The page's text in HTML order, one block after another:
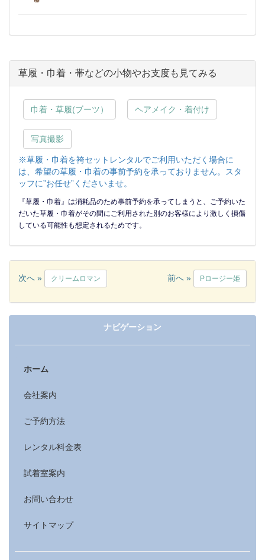
草履・巾着・帯などの小物やお支度も見てみる
巾着・草履(ブーツ） ヘアメイク・着付け
写真撮影
※草履・巾着を袴セットレンタルでご利用いただく場合に
は、希望の草履・巾着の事前予約を承っておりません。スタ
ッフに”お任せ”くださいませ。
『草履・巾着』は消耗品のため事前予約を承ってしまうと、ご予約いた
だいた草履・巾着がその間にご利用された別のお客様により激しく損傷
している可能性も想定されるためです。
次へ » クリームロマン 前へ » Pロージー姫
ナビゲーション
ホーム
会社案内
ご予約方法
レンタル料金表
試着室案内
お問い合わせ
サイトマップ